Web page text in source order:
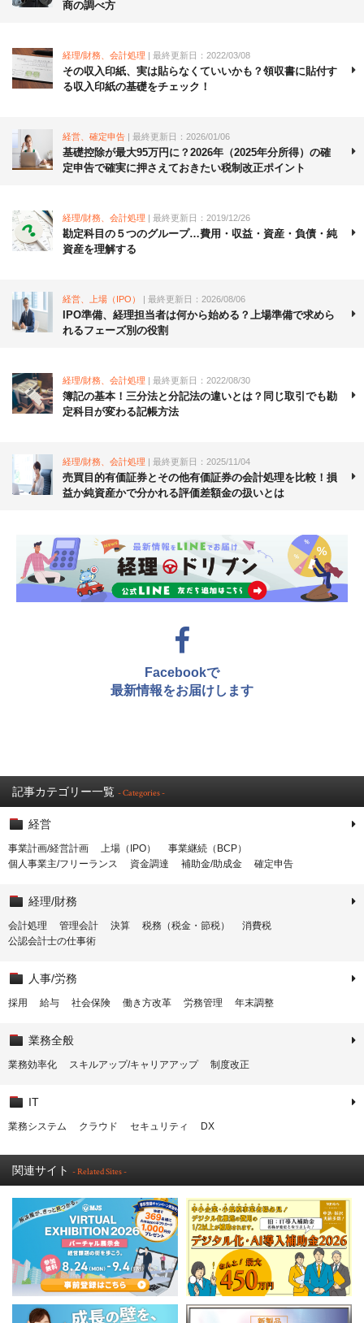
商の調べ方
経理/財務、会計処理 | 最終更新日：2022/03/08
その収入印紙、実は貼らなくていいかも？領収書に貼付す
る収入印紙の基礎をチェック！
経営、確定申告 | 最終更新日：2026/01/06
基礎控除が最大95万円に？2026年（2025年分所得）の確
定申告で確実に押さえておきたい税制改正ポイント
経理/財務、会計処理 | 最終更新日：2019/12/26
勘定科目の５つのグループ…費用・収益・資産・負債・純
資産を理解する
経営、上場（IPO） | 最終更新日：2026/08/06
IPO準備、経理担当者は何から始める？上場準備で求めら
れるフェーズ別の役割
経理/財務、会計処理 | 最終更新日：2022/08/30
簿記の基本！三分法と分記法の違いとは？同じ取引でも勘
定科目が変わる記帳方法
経理/財務、会計処理 | 最終更新日：2025/11/04
売買目的有価証券とその他有価証券の会計処理を比較！損
益か純資産かで分かれる評価差額金の扱いとは
Facebookで
最新情報をお届けします
記事カテゴリー一覧 - Categories -
経営
事業計画/経営計画 上場（IPO）
事業継続（BCP）
個人事業主/フリーランス
資金調達 補助金/助成金 確定申告
経理/財務
会計処理 管理会計 決算 税務（税金・節税）
消費税
公認会計士の仕事術
人事/労務
採用 給与 社会保険 働き方改革 労務管理 年末調整
業務全般
業務効率化 スキルアップ/キャリアアップ 制度改正
IT
業務システム クラウド セキュリティ DX
関連サイト - Related Sites -